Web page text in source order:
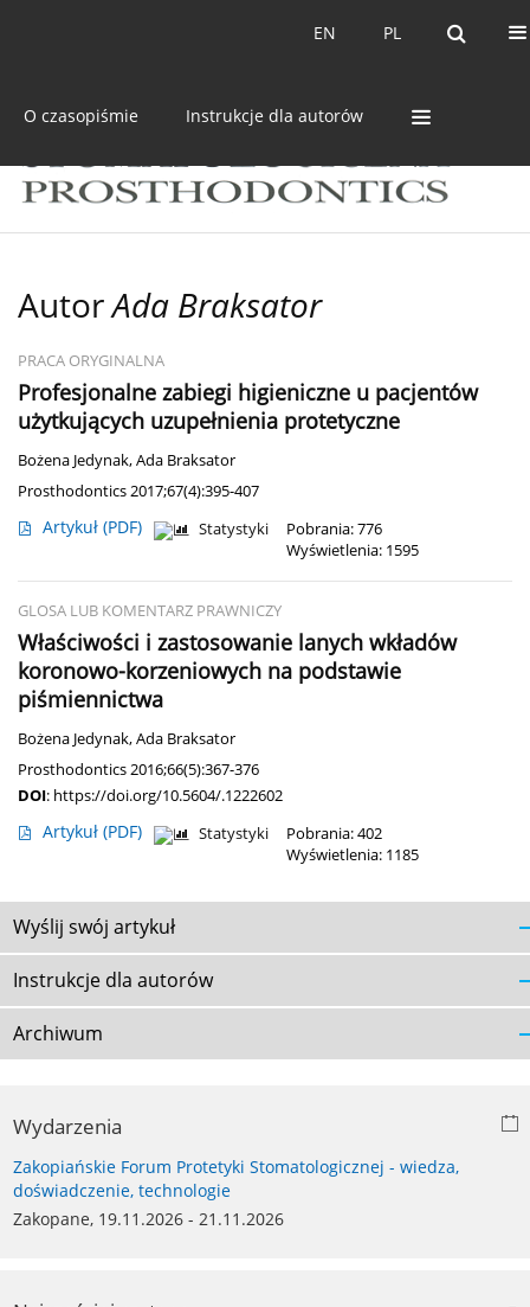
PL
EN PL
EN
O czasopiśmie Instrukcje dla autorów
AutorAda Braksator
PRACA ORYGINALNA
Profesjonalne zabiegi higieniczne u pacjentów
użytkujących uzupełnienia protetyczne
Bożena Jedynak,Ada Braksator
Prosthodontics 2017;67(4):395-407
Artykuł (PDF) Statystyki
Pobrania: 776
Wyświetlenia: 1595
GLOSA LUB KOMENTARZ PRAWNICZY
Właściwości i zastosowanie lanych wkładów
koronowo-korzeniowych na podstawie
piśmiennictwa
Bożena Jedynak,Ada Braksator
Prosthodontics 2016;66(5):367-376
DOI: https://doi.org/10.5604/.1222602
Artykuł (PDF) Statystyki
Pobrania: 402
Wyświetlenia: 1185
Wyślij swój artykuł
Instrukcje dla autorów
Archiwum
Wydarzenia
Zakopiańskie Forum Protetyki Stomatologicznej - wiedza,
doświadczenie, technologie
Zakopane, 19.11.2026 - 21.11.2026